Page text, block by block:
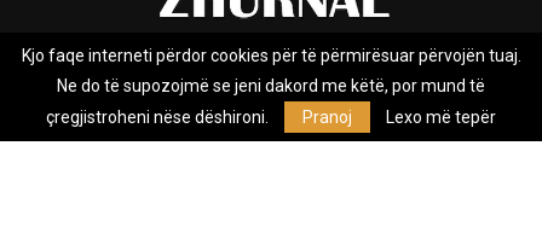
Rreth nesh Impresumi Marketing
Kontakt
Privacy Policy
Zhurnal.mk është Agjenci e Lajmeve e pavarur, e themeluar në vitin
Kjo faqe interneti përdor cookies për të përmirësuar përvojën tuaj.
Ne do të supozojmë se jeni dakord me këtë, por mund të
çregjistroheni nëse dëshironi.
Pranoj Lexo më tepër